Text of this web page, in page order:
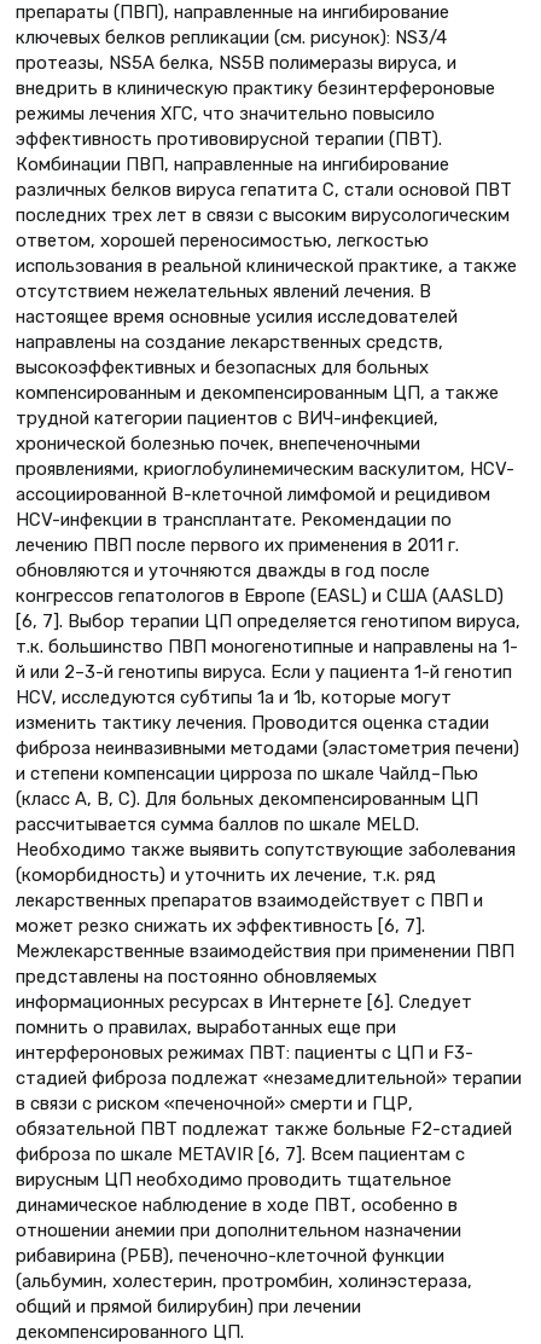
препараты (ПВП), направленные на ингибирование
ключевых белков репликации (см. рисунок): NS3/4
протеазы, NS5A белка, NS5B полимеразы вируса, и
внедрить в клиническую практику безинтерфероновые
режимы лечения ХГС, что значительно повысило
эффективность противовирусной терапии (ПВТ).
Комбинации ПВП, направленные на ингибирование
различных белков вируса гепатита С, стали основой ПВТ
последних трех лет в связи с высоким вирусологическим
ответом, хорошей переносимостью, легкостью
использования в реальной клинической практике, а также
отсутствием нежелательных явлений лечения. В
настоящее время основные усилия исследователей
направлены на создание лекарственных средств,
высокоэффективных и безопасных для больных
компенсированным и декомпенсированным ЦП, а также
трудной категории пациентов с ВИЧ-инфекцией,
хронической болезнью почек, внепеченочными
проявлениями, криоглобулинемическим васкулитом, HCV-
ассоциированной В-клеточной лимфомой и рецидивом
HCV-инфекции в трансплантате. Рекомендации по
лечению ПВП после первого их применения в 2011 г.
обновляются и уточняются дважды в год после
конгрессов гепатологов в Европе (EASL) и США (AASLD)
[6, 7]. Выбор терапии ЦП определяется генотипом вируса,
т.к. большинство ПВП моногенотипные и направлены на 1-
й или 2–3-й генотипы вируса. Если у пациента 1-й генотип
HCV, исследуются субтипы 1а и 1b, которые могут
изменить тактику лечения. Проводится оценка стадии
фиброза неинвазивными методами (эластометрия печени)
и степени компенсации цирроза по шкале Чайлд–Пью
(класс А, В, С). Для больных декомпенсированным ЦП
рассчитывается сумма баллов по шкале MELD.
Необходимо также выявить сопутствующие заболевания
(коморбидность) и уточнить их лечение, т.к. ряд
лекарственных препаратов взаимодействует с ПВП и
может резко снижать их эффективность [6, 7].
Межлекарственные взаимодействия при применении ПВП
представлены на постоянно обновляемых
информационных ресурсах в Интернете [6]. Следует
помнить о правилах, выработанных еще при
интерфероновых режимах ПВТ: пациенты с ЦП и F3-
стадией фиброза подлежат «незамедлительной» терапии
в связи с риском «печеночной» смерти и ГЦР,
обязательной ПВТ подлежат также больные F2-стадией
фиброза по шкале METAVIR [6, 7]. Всем пациентам c
вирусным ЦП необходимо проводить тщательное
динамическое наблюдение в ходе ПВТ, особенно в
отношении анемии при дополнительном назначении
рибавирина (РБВ), печеночно-клеточной функции
(альбумин, холестерин, протромбин, холинэстераза,
общий и прямой билирубин) при лечении
декомпенсированного ЦП.